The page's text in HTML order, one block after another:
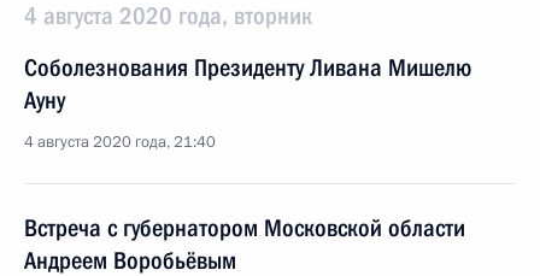
4 августа 2020 года, вторник
Соболезнования Президенту Ливана Мишелю
Ауну
4 августа 2020 года, 21:40
Встреча с губернатором Московской области
Андреем Воробьёвым